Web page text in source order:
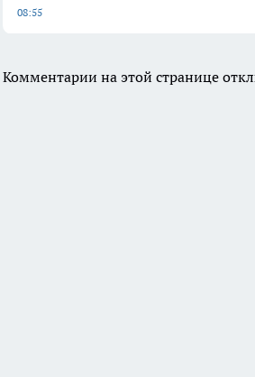
08:55
Комментарии на этой странице